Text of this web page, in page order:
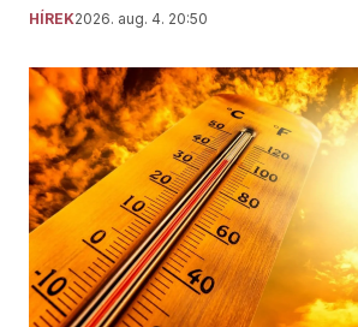
HÍREK2026. aug. 4. 20:50